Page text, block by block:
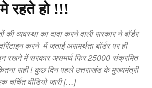
रहते हो !!!
की व्यवस्था का दावा करने वाली सरकार ने बॉर्डर
करने में जताई असमर्थता बॉर्डर पर ही
रखने में सरकार असमर्थ फिर 25000 संक्रमित
सही ! कुछ दिन पहले उत्तराखंड के मुख्यमंत्री
चर्चित वीडियो जारी […]